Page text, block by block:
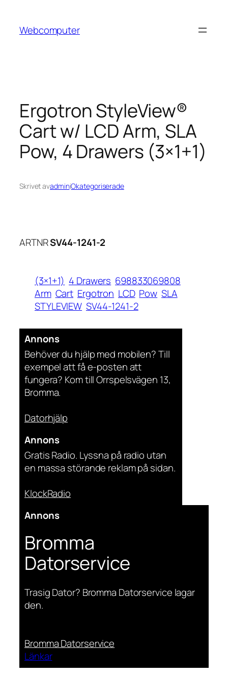
innehåll
Webcomputer
Ergotron StyleView®
Cart w/ LCD Arm, SLA
Pow, 4 Drawers (3×1+1)
Skrivet avadminiOkategoriserade
ARTNRSV44-1241-2
(3×1+1) 4 Drawers 698833069808
Arm Cart Ergotron LCD Pow SLA
STYLEVIEW SV44-1241-2
Annons
Behöver du hjälp med mobilen? Till
exempel att få e-posten att
fungera? Kom till Orrspelsvägen 13,
Bromma.
Datorhjälp
Annons
Gratis Radio. Lyssna på radio utan
en massa störande reklam på sidan.
KlockRadio
Annons
Bromma
Datorservice
Trasig Dator? Bromma Datorservice lagar
den.
Bromma Datorservice
Länkar